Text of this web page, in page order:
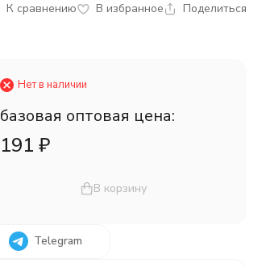
К сравнению В избранное Поделиться
Нет в наличии
базовая оптовая цена:
191 ₽
В корзину
Telegram